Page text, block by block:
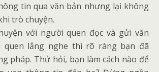
tin qua văn bản nhưng lại không
trò chuyện.
với người quen đọc và gửi văn
quen lắng nghe thì rõ ràng bạn đã
pháp. Thử hỏi, bạn làm cách nào để